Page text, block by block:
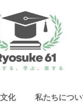
文化 私たちにつ